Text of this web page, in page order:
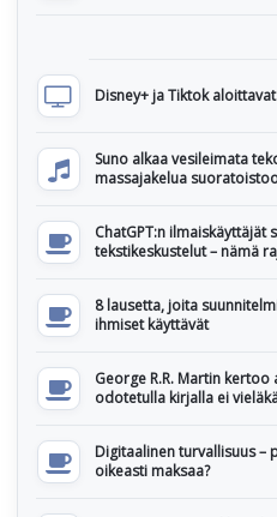
Disney+ ja Tiktok
Suno alkaa vesileimata
massajakelua
ChatGPT:n ilmaiskäyttäjät
tekstikeskustelut – nämä
8 lausetta, joita
ihmiset käyttävät
George R.R. Martin
odotetulla kirjalla ei
Digitaalinen turvallisuus –
oikeasti maksaa?